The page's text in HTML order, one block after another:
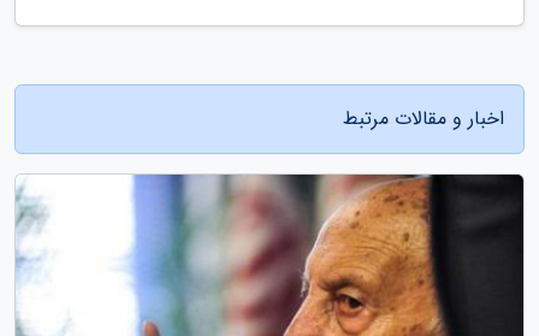
اخبار و مقالات مرتبط